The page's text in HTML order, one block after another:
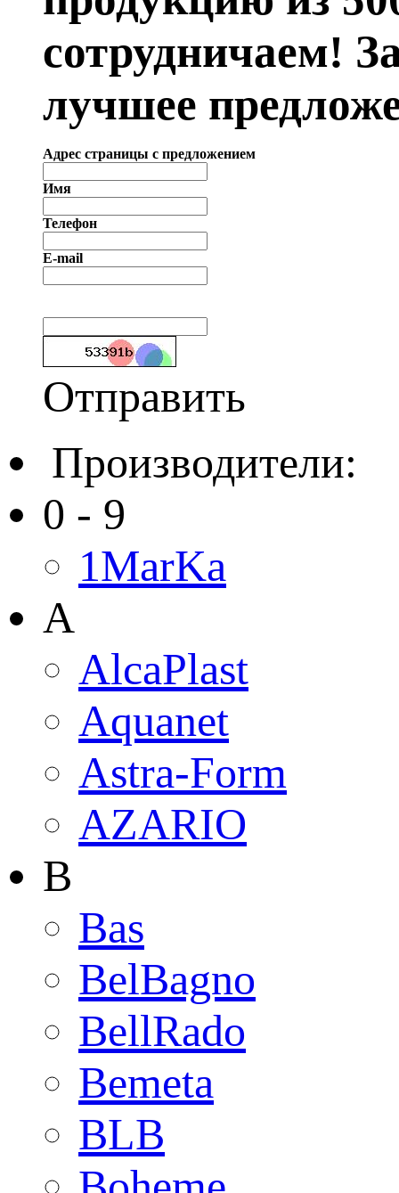
сотрудничаем!
лучшее
Адрес страницы с предложением
Имя
Телефон
E-mail
Отправить
Производители:
0 - 9
1MarKa
A
AlcaPlast
Aquanet
Astra-Form
AZARIO
B
Bas
BelBagno
BellRado
Bemeta
BLB